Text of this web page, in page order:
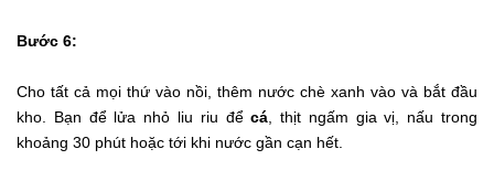
Bước 6:
Cho tất cả mọi thứ vào nồi, thêm nước chè xanh vào và bắt đầu
kho. Bạn để lửa nhỏ liu riu đểcá , thịt ngấm gia vị, nấu trong
khoảng 30 phút hoặc tới khi nước gần cạn hết.